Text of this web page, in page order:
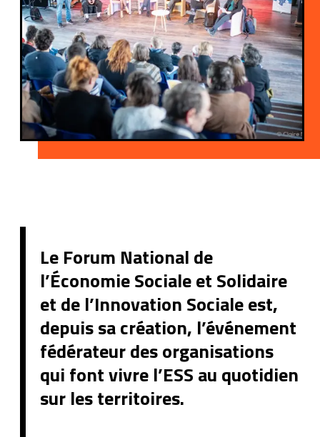
Le Forum National de
l’Économie Sociale et Solidaire
et de l’Innovation Sociale est,
depuis sa création, l’événement
fédérateur des organisations
qui font vivre l’ESS au quotidien
sur les territoires.